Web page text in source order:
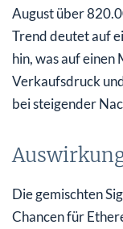
August über
Trend deutet auf
hin, was auf
Verkaufsdruck
bei steigender
Die gemischten
Chancen für